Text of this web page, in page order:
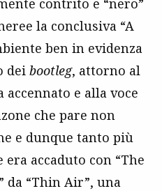
contrito e “nero”
la conclusiva “A
ben in evidenza
dei bootleg, attorno al
accennato e alla voce
che pare non
e dunque tanto più
accaduto con “The
da “Thin Air”, una